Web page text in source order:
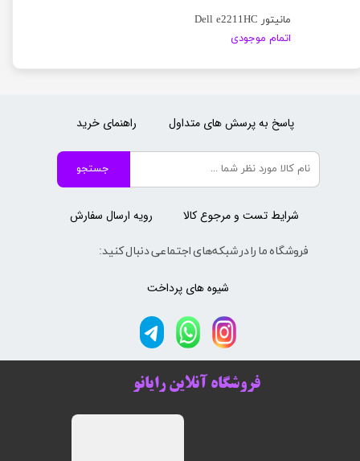
مانیتور Dell e2211HC
اتمام موجودی
فروشگاه آنلاین رایانو
جستجو
فروشگاه ما را در شبکه‌های اجتماعی دنبال کنید:
رویه ارسال سفارش
راهنمای خرید
شیوه های پرداخت
پاسخ به پرسش های متداول
شرایط تست و مرجوع کالا